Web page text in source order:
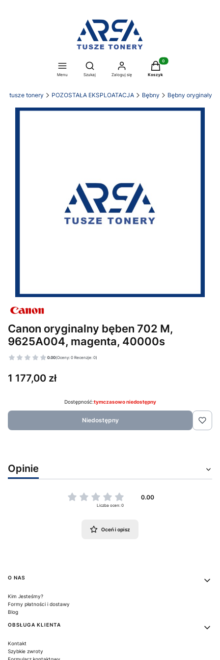
Menu
Otwórz wyszukiwarkę
Szukaj Zaloguj się
Produkty w koszyku: 0.
Koszyk
tusze tonery POZOSTAŁA EKSPLOATACJA Bębny Bębny oryginały
Canon oryginalny bęben 702 M,
9625A004, magenta, 40000s
0.00(Oceny: 0 Recenzje: 0)
Cena
1 177,00 zł
Dostępność:tymczasowo niedostępny
Niedostępny
Opinie
0.00
Liczba ocen: 0
Oceń i opisz
Linki w stopce
O NAS
Kim Jesteśmy?
Formy płatności i dostawy
Blog
OBSŁUGA KLIENTA
Kontakt
Szybkie zwroty